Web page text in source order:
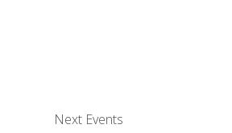
Next Events